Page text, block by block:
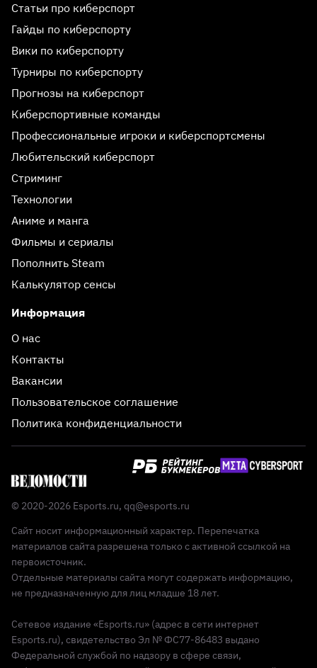
Статьи про киберспорт
Гайды по киберспорту
Вики по киберспорту
Турниры по киберспорту
Прогнозы на киберспорт
Киберспортивные команды
Профессиональные игроки и киберспортсмены
Любительский киберспорт
Стриминг
Технологии
Аниме и манга
Фильмы и сериалы
Пополнить Steam
Калькулятор сенсы
Информация
О нас
Контакты
Вакансии
Пользовательское соглашение
Политика конфиденциальности
© 2020-2026 Esports.ru, qq@esports.ru
Сайт носит информационный характер. Перепечатка
материалов сайта разрешена только с активной ссылкой на
первоисточник.
Отдельные материалы сайта могут содержать информацию,
не предназначенную для лиц младше 18 лет.
Сетевое издание «Esports.ru» (адрес в сети интернет
Esports.ru), свидетельство Эл № ФС77-86483 выдано
Федеральной службой по надзору в сфере связи,